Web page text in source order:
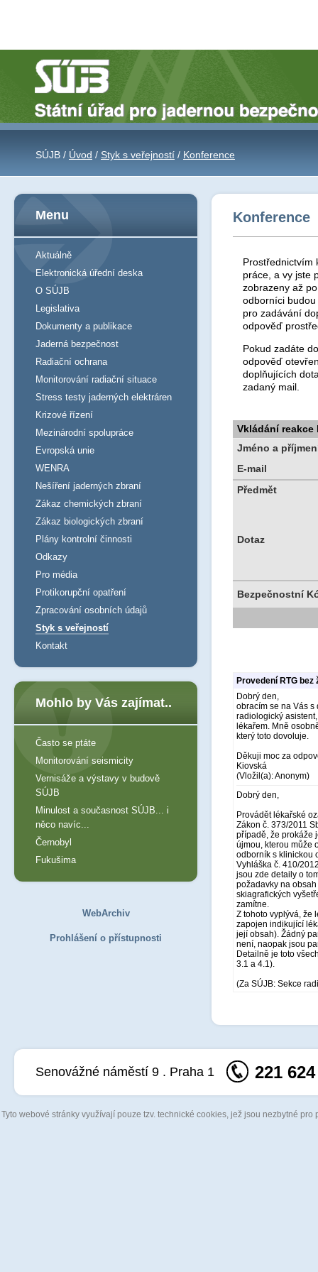
SÚJB / Úvod / Styk s veřejností / Konference
Konference
Prostřednictvím
práce, a vy jste
zobrazeny až
odborníci
pro zadávání
odpověď
Pokud zadáte
odpověď
doplňujících
zadaný mail.
Vkládání reakce
Jméno a
E-mail
Předmět
Dotaz
Bezpečnostní
Provedení RTG
Dobrý den,
obracím se na Vás s
radiologický
lékařem. Mně
který toto dovoluje.
Děkuji moc za
Kiovská
(Vložil(a): Anonym)
Dobrý den,
Provádět lékařské
Zákon č. 373/2011
případě, že prokáže
újmou, kterou může
odborník s klinickou
Vyhláška č. 410/
jsou zde detaily o
požadavky na
skiagrafických
zamítne.
Z tohoto vyplývá, že
zapojen indikující
její obsah). Žádný
není, naopak jsou
Detailně je toto
3.1 a 4.1).
(Za SÚJB: Sekce
Menu
Aktuálně
Elektronická úřední deska
O SÚJB
Legislativa
Dokumenty a publikace
Jaderná bezpečnost
Radiační ochrana
Monitorování radiační situace
Stress testy jaderných elektráren
Krizové řízení
Mezinárodní spolupráce
Evropská unie
WENRA
Nešíření jaderných zbraní
Zákaz chemických zbraní
Zákaz biologických zbraní
Plány kontrolní činnosti
Odkazy
Pro média
Protikorupční opatření
Zpracování osobních údajů
Styk s veřejností
Kontakt
Mohlo by Vás zajímat..
Často se ptáte
Monitorování seismicity
Vernisáže a výstavy v budově
SÚJB
Minulost a současnost SÚJB... i
něco navíc...
Černobyl
Fukušima
WebArchiv
Prohlášení o přístupnosti
Senovážné náměstí 9 . Praha 1 221
Tyto webové stránky využívají pouze tzv. technické cookies, jež jsou nezbytné